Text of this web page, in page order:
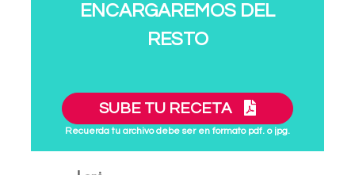
ENCARGAREMOS DEL
RESTO
SUBE TU RECETA
Recuerda tu archivo debe ser en formato pdf. o jpg.